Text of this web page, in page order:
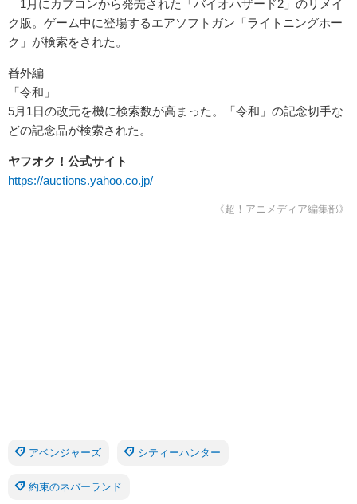
1月にカプコンから発売された「バイオハザード2」のリメイ
ク版。ゲーム中に登場するエアソフトガン「ライトニングホー
ク」が検索をされた。
番外編
「令和」
5月1日の改元を機に検索数が高まった。「令和」の記念切手な
どの記念品が検索された。
ヤフオク！公式サイト
https://auctions.yahoo.co.jp/
《超！アニメディア編集部》
アベンジャーズ シティーハンター
約束のネバーランド